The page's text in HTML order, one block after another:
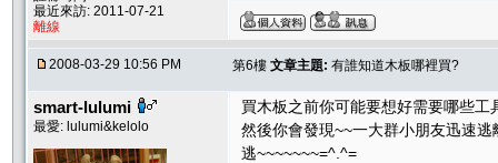
最近來訪: 2011-07-21
離線
2008-03-29 10:56 PM 第6樓 文章主題: 有誰知道木板哪裡買?
smart-lulumi
最愛: lulumi&kelolo
買木板之前你可能要想好需要哪些工
然後你會發現~~一大群小朋友迅速逃
逃~~~~~~~=^.^=